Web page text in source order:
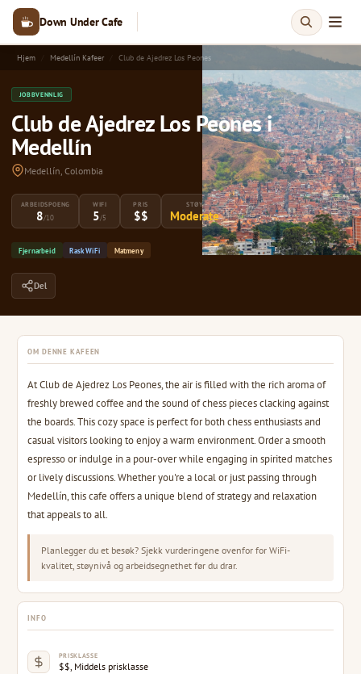
Down Under Cafe
Hjem Medellín Kafeer Club de Ajedrez Los Peones
JOBBVENNLIG
Club de Ajedrez Los Peones i
Medellín
Medellín, Colombia
ARBEIDSPOENG
8/10
WIFI
5/5
PRIS
$$
STØY
Moderate
Fjernarbeid Rask WiFi Matmeny
Del
OM DENNE KAFEEN
At Club de Ajedrez Los Peones, the air is filled with the rich aroma of
freshly brewed coffee and the sound of chess pieces clacking against
the boards. This cozy space is perfect for both chess enthusiasts and
casual visitors looking to enjoy a warm environment. Order a smooth
espresso or indulge in a pour-over while engaging in spirited matches
or lively discussions. Whether you're a local or just passing through
Medellín, this cafe offers a unique blend of strategy and relaxation
that appeals to all.
Planlegger du et besøk? Sjekk vurderingene ovenfor for WiFi-
kvalitet, støynivå og arbeidsegnethet før du drar.
INFO
PRISKLASSE
$$, Middels prisklasse